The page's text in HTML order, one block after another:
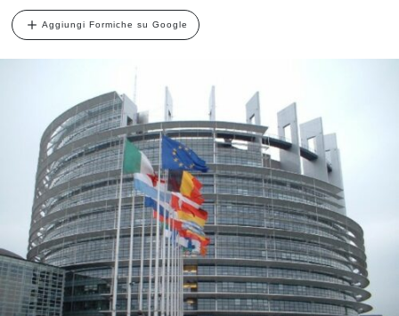
Aggiungi Formiche su Google